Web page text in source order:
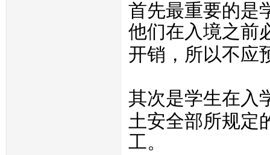
首先最重要的是
他们在入境之前
开销，所以不应
其次是学生在入
土安全部所规定
工。